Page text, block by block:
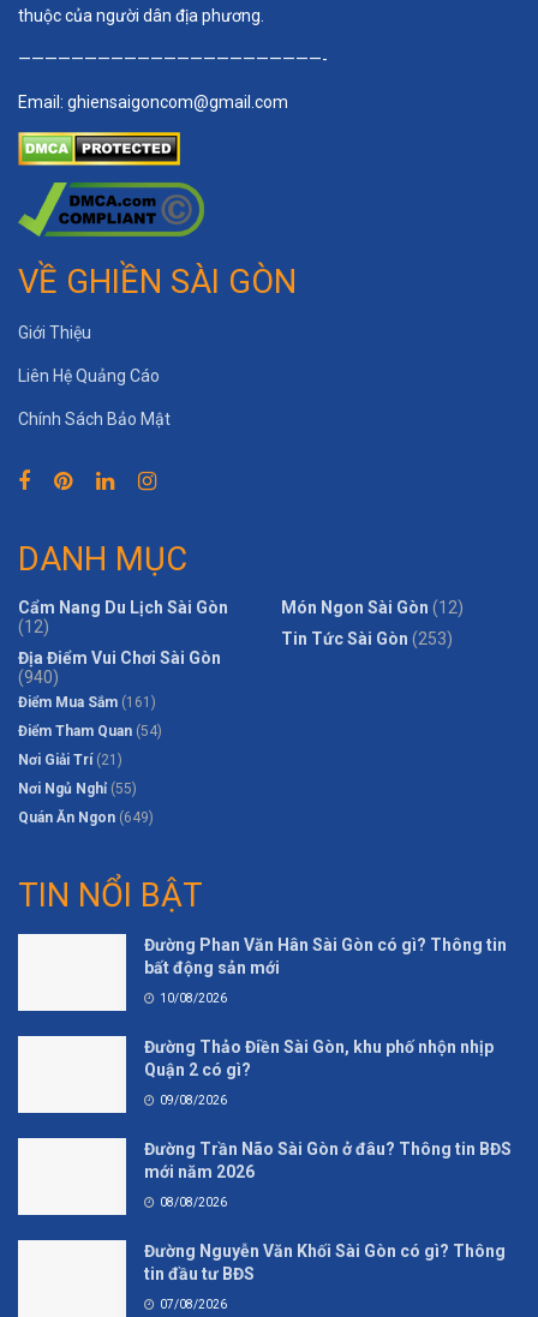
thuộc của người dân địa phương.
———————————————————————-
Email: ghiensaigoncom@gmail.com
VỀ GHIỀN SÀI GÒN
Giới Thiệu
Liên Hệ Quảng Cáo
Chính Sách Bảo Mật
DANH MỤC
Cẩm Nang Du Lịch Sài Gòn
(12)
Địa Điểm Vui Chơi Sài Gòn
(940)
Điểm Mua Sắm (161)
Điểm Tham Quan (54)
Nơi Giải Trí (21)
Nơi Ngủ Nghỉ (55)
Quán Ăn Ngon (649)
Món Ngon Sài Gòn (12)
Tin Tức Sài Gòn (253)
TIN NỔI BẬT
Đường Phan Văn Hân Sài Gòn có gì? Thông tin
bất động sản mới
10/08/2026
Đường Thảo Điền Sài Gòn, khu phố nhộn nhịp
Quận 2 có gì?
09/08/2026
Đường Trần Não Sài Gòn ở đâu? Thông tin BĐS
mới năm 2026
08/08/2026
Đường Nguyễn Văn Khối Sài Gòn có gì? Thông
tin đầu tư BĐS
07/08/2026